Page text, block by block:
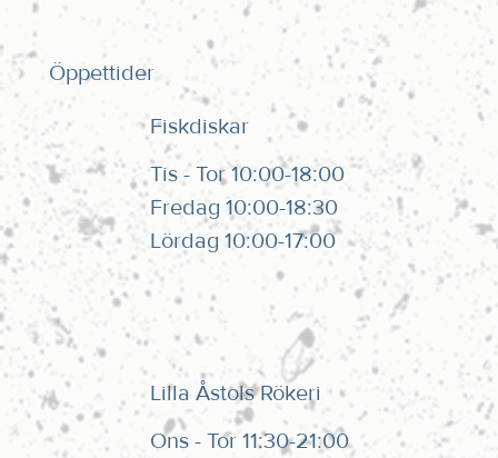
Öppettider
Fiskdiskar
Tis - Tor 10:00-18:00
Fredag 10:00-18:30
Lördag 10:00-17:00
Lilla Åstols Rökeri
Ons - Tor 11:30-21:00